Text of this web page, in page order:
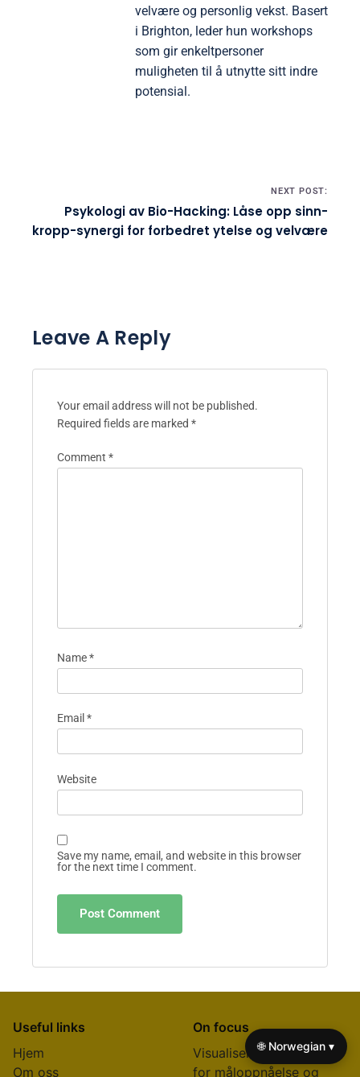
velvære og personlig vekst. Basert
i Brighton, leder hun workshops
som gir enkeltpersoner
muligheten til å utnytte sitt indre
potensial.
NEXT POST:
Psykologi av Bio-Hacking: Låse opp sinn-
kropp-synergi for forbedret ytelse og velvære
Leave A Reply
Your email address will not be published.
Required fields are marked *
Comment *
Name*
Email *
Website
Save my name, email, and website in this browser
for the next time I comment.
Useful links
Hjem
Om oss
On focus
Visualiseringsstrategier
for måloppnåelse og
🌐 Norwegian ▾